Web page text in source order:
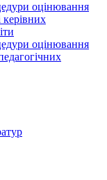
оцінювання
керівних
оцінювання